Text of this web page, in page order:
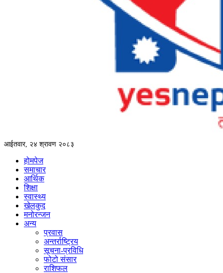
आईतवार, २४ श्रावण २०८३
होमपेज
समाचार
आर्थिक
शिक्षा
स्वास्थ्य
खेलकुद
मनोरन्जन
अन्य
प्रवास
अन्तर्राष्ट्रिय
सूचना-प्रविधि
फोटो संसार
राशिफल